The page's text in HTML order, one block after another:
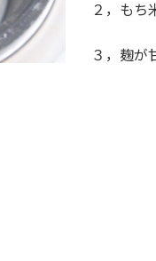
２，もち
３，麹が